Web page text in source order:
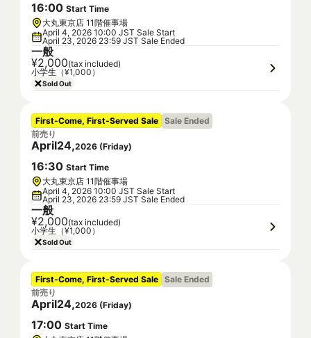
16:00 Start Time
大丸東京店 11階催事場
April 4, 2026 10:00 JST Sale Start
April 23, 2026 23:59 JST Sale Ended
一般
¥2,000(tax included)
小学生（¥1,000）
Sold Out
First-Come, First-Served Sale Sale Ended
前売り
April24,2026 (Friday)
16:30 Start Time
大丸東京店 11階催事場
April 4, 2026 10:00 JST Sale Start
April 23, 2026 23:59 JST Sale Ended
一般
¥2,000(tax included)
小学生（¥1,000）
Sold Out
First-Come, First-Served Sale Sale Ended
前売り
April24,2026 (Friday)
17:00 Start Time